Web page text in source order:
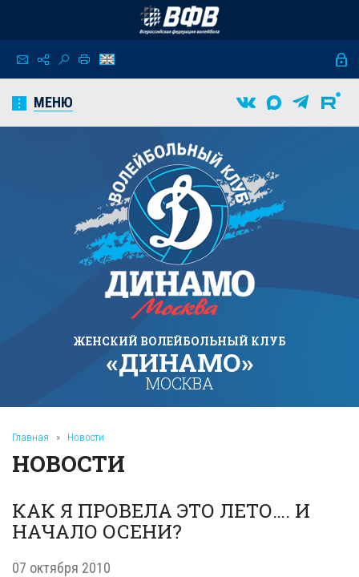
МЕНЮ
ЖЕНСКИЙ ВОЛЕЙБОЛЬНЫЙ КЛУБ
«ДИНАМО»
МОСКВА
Главная » Новости
НОВОСТИ
КАК Я ПРОВЕЛA ЭТО ЛЕТО…. И
НАЧАЛО ОСЕНИ?
07 октября 2010